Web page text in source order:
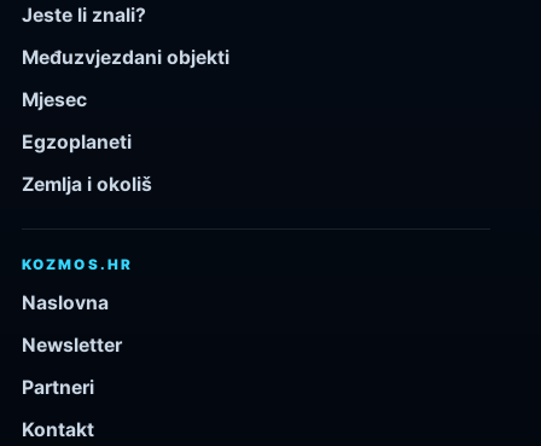
Jeste li znali?
Međuzvjezdani objekti
Mjesec
Egzoplaneti
Zemlja i okoliš
KOZMOS.HR
Naslovna
Newsletter
Partneri
Kontakt